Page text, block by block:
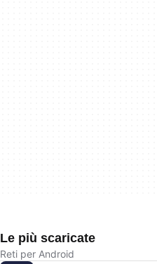
Le più scaricate
Reti per Android